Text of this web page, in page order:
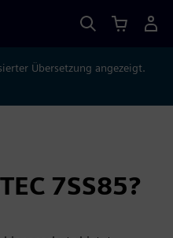
Übersetzung angezeigt.
7SS85?